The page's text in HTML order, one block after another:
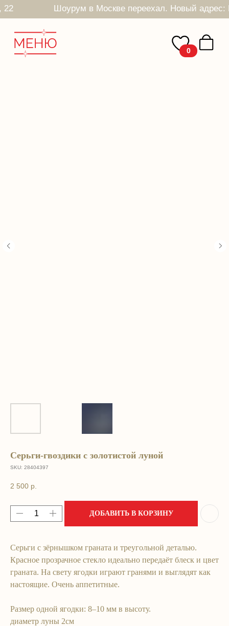
Шоурум в Москве переехал. Новый адрес: Печатников пер, 22
22
Серьги-гвоздики с золотистой луной
SKU: 28404397
2 500 р.
ДОБАВИТЬ В КОРЗИНУ
Серьги с зёрнышком граната и треугольной деталью.
Красное прозрачное стекло идеально передаёт блеск и цвет
граната. На свету ягодки играют гранями и выглядят как
настоящие. Очень аппетитные.
Размер одной ягодки: 8‒10 мм в высоту.
диаметр луны 2см
мОи
контактЫ